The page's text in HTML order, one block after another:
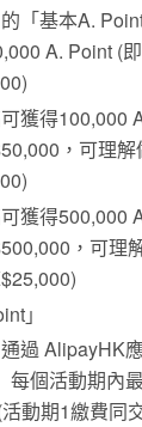
「基本A.
A. Point (
獲得100,000
，可理解
獲得500,000
，可理
」
過 AlipayHK
每個活動期內
動期1繳費同